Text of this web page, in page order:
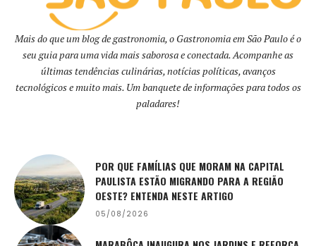
Mais do que um blog de gastronomia, o Gastronomia em São Paulo é o
seu guia para uma vida mais saborosa e conectada. Acompanhe as
últimas tendências culinárias, notícias políticas, avanços
tecnológicos e muito mais. Um banquete de informações para todos os
paladares!
POR QUE FAMÍLIAS QUE MORAM NA CAPITAL
PAULISTA ESTÃO MIGRANDO PARA A REGIÃO
OESTE? ENTENDA NESTE ARTIGO
05/08/2026